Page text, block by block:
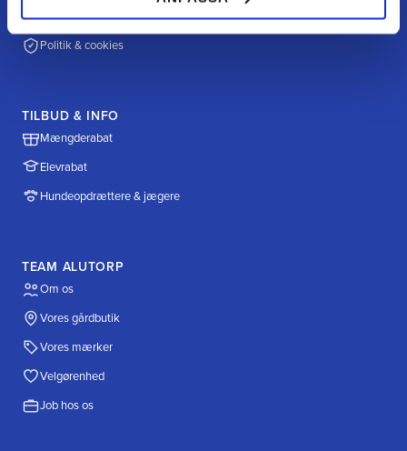
Fragt & levering
Politik & cookies
TILBUD & INFO
Mængderabat
Elevrabat
Hundeopdrættere & jægere
TEAM ALUTORP
Om os
Vores gårdbutik
Vores mærker
Velgørenhed
Job hos os